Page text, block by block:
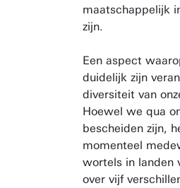
maatschappelijk
zijn.
Een aspect
duidelijk zijn
diversiteit van
Hoewel we qua
bescheiden zijn,
momenteel
wortels in landen
over vijf